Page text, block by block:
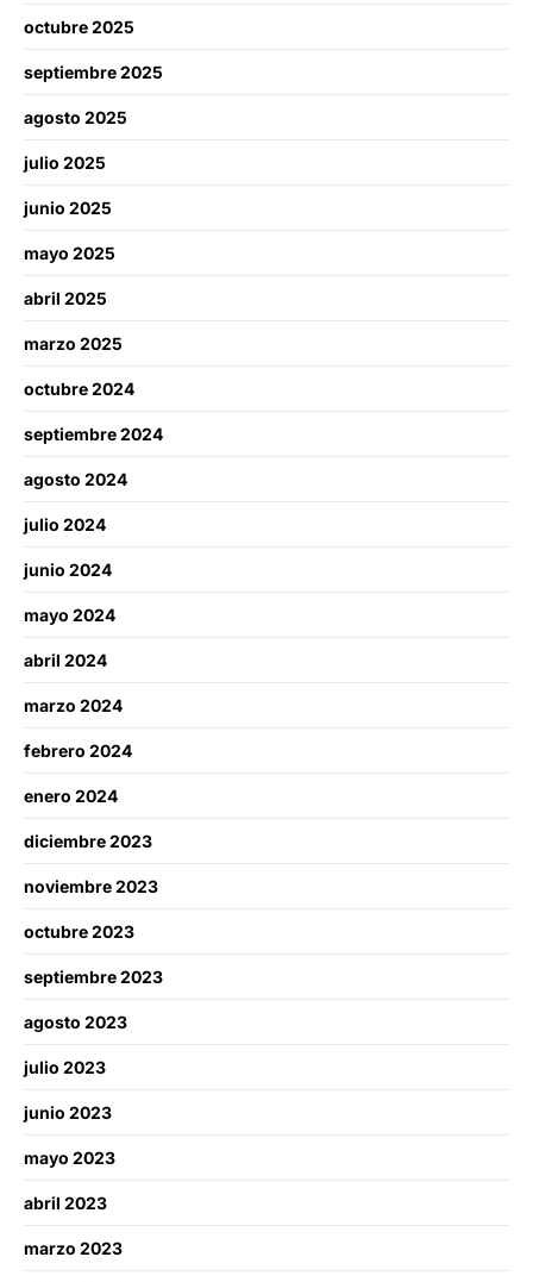
octubre 2025
septiembre 2025
agosto 2025
julio 2025
junio 2025
mayo 2025
abril 2025
marzo 2025
octubre 2024
septiembre 2024
agosto 2024
julio 2024
junio 2024
mayo 2024
abril 2024
marzo 2024
febrero 2024
enero 2024
diciembre 2023
noviembre 2023
octubre 2023
septiembre 2023
agosto 2023
julio 2023
junio 2023
mayo 2023
abril 2023
marzo 2023